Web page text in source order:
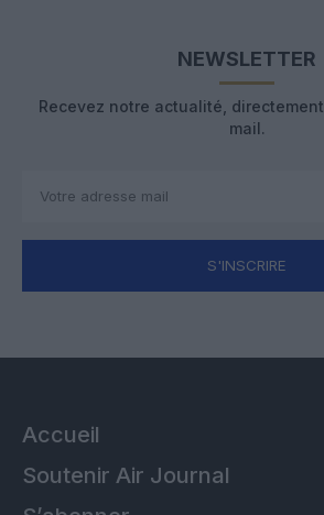
NEWSLETTER
Recevez notre actualité,
mail.
S'INSCRIRE
Accueil
Soutenir Air Journal